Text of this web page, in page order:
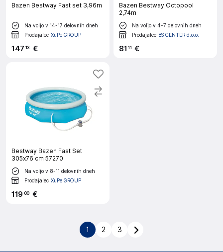
Bazen Bestway Fast set 3,96m
Na voljo v 14-17 delovnih dneh
Prodajalec XuPe GROUP
147 13 €
Bazen Bestway Octopool
2,74m
Na voljo v 4-7 delovnih dneh
Prodajalec BS CENTER d.o.o.
81 11 €
Bestway Bazen Fast Set
305x76 cm 57270
Na voljo v 8-11 delovnih dneh
Prodajalec XuPe GROUP
119 00 €
1 2 3